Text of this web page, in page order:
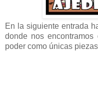
En la siguiente entrada
donde nos
poder como únicas